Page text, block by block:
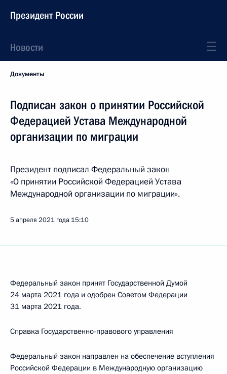
Президент России
Новости
Документы
Подписан закон о принятии Российской
Федерацией Устава Международной
организации по миграции
Президент подписал Федеральный закон
«О принятии Российской Федерацией Устава
Международной организации по миграции».
5 апреля 2021 года 15:10
Федеральный закон принят Государственной Думой
24 марта 2021 года и одобрен Советом Федерации
31 марта 2021 года.
Справка Государственно-правового управления
Федеральный закон направлен на обеспечение вступления
Российской Федерации в Международную организацию